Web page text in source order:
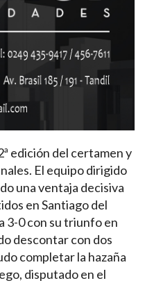
edición del certamen y
El equipo dirigido
una ventaja decisiva
en Santiago del
3-0 con su triunfo en
descontar con dos
completar la hazaña
disputado en el